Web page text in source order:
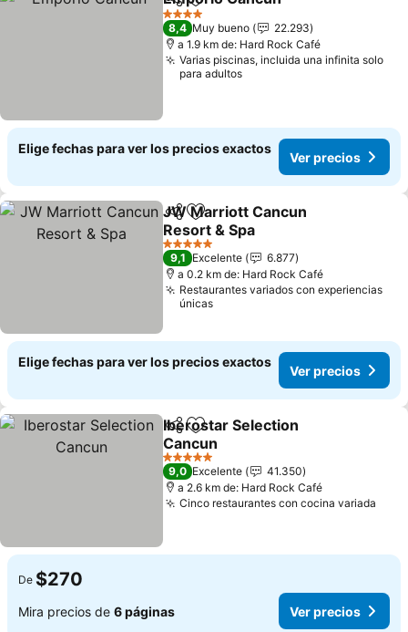
CompartirAgregar a favoritos
4 Estrellas
8,4 Muy bueno
22.293
a 1.9 km de: Hard Rock Café
Varias piscinas, incluida una infinita solo
para adultos
Elige fechas para ver los precios exactos
Ver precios
CompartirAgregar a favoritos
JW Marriott Cancun
Resort & Spa
5 Estrellas
9,1 Excelente
6.877
a 0.2 km de: Hard Rock Café
Restaurantes variados con experiencias
únicas
Elige fechas para ver los precios exactos
Ver precios
CompartirAgregar a favoritos
Iberostar Selection
Cancun
5 Estrellas
9,0 Excelente
41.350
a 2.6 km de: Hard Rock Café
Cinco restaurantes con cocina variada
De $270
Mira precios de 6 páginas Ver precios